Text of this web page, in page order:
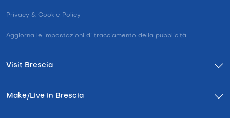
Privacy & Cookie Policy
Aggiorna le impostazioni di tracciamento della pubblicità
Visit Brescia
Make/Live in Brescia